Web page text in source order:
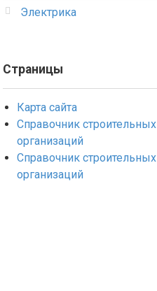
Электрика
Страницы
Карта сайта
Справочник строительных
организаций
Справочник строительных
организаций